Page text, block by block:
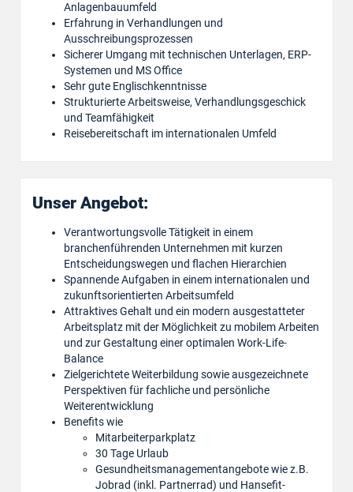
Anlagenbauumfeld
Erfahrung in Verhandlungen und
Ausschreibungsprozessen
Sicherer Umgang mit technischen Unterlagen, ERP-
Systemen und MS Office
Sehr gute Englischkenntnisse
Strukturierte Arbeitsweise, Verhandlungsgeschick
und Teamfähigkeit
Reisebereitschaft im internationalen Umfeld
Unser Angebot:
Verantwortungsvolle Tätigkeit in einem
branchenführenden Unternehmen mit kurzen
Entscheidungswegen und flachen Hierarchien
Spannende Aufgaben in einem internationalen und
zukunftsorientierten Arbeitsumfeld
Attraktives Gehalt und ein modern ausgestatteter
Arbeitsplatz mit der Möglichkeit zu mobilem Arbeiten
und zur Gestaltung einer optimalen Work-Life-
Balance
Zielgerichtete Weiterbildung sowie ausgezeichnete
Perspektiven für fachliche und persönliche
Weiterentwicklung
Benefits wie
Mitarbeiterparkplatz
30 Tage Urlaub
Gesundheitsmanagementangebote wie z.B.
Jobrad (inkl. Partnerrad) und Hansefit-